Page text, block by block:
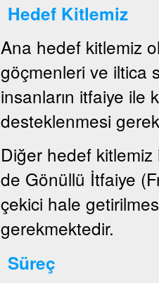
Hedef Kitlemiz
Ana hedef kitlemiz
göçmenleri ve iltica
insanların itfaiye ile
desteklenmesi
Diğer hedef
de Gönüllü İtfaiye
çekici hale
gerekmektedir.
Süreç